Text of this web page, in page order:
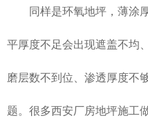
同样是环氧地坪，薄涂
平厚度不足会出现遮盖不均
磨层数不到位、渗透厚度不
题。很多西安厂房地坪施工